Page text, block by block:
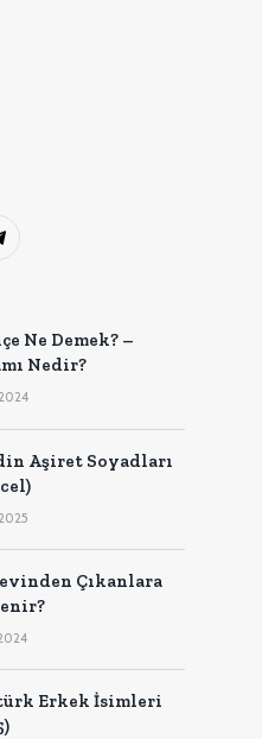
Ne Demek? –
Nedir?
Aşiret Soyadları
Çıkanlara
Erkek İsimleri